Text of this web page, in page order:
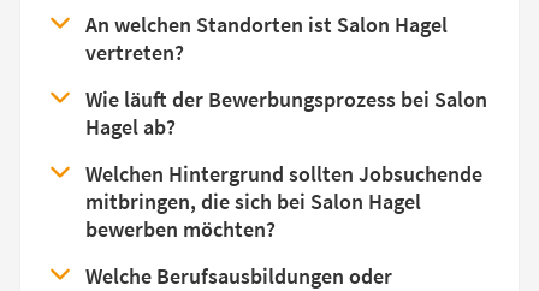
An welchen Standorten ist Salon Hagel
vertreten?
Wie läuft der Bewerbungsprozess bei Salon
Hagel ab?
Welchen Hintergrund sollten Jobsuchende
mitbringen, die sich bei Salon Hagel
bewerben möchten?
Welche Berufsausbildungen oder